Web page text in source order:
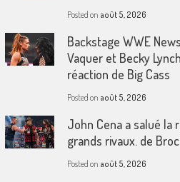
Posted on août 5, 2026
Backstage WWE
Vaquer et Becky
réaction de Big Cass
Posted on août 5, 2026
John Cena a salué la
grands rivaux. de
Posted on août 5, 2026